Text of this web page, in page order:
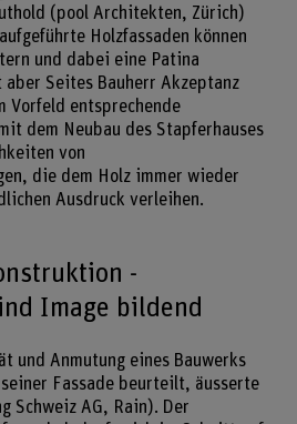
(pool Architekten, Zürich)
Holzfassaden können
und dabei eine Patina
aber Seites Bauherr Akzeptanz
Vorfeld entsprechende
dem Neubau des Stapferhauses
von
die dem Holz immer wieder
Ausdruck verleihen.
-
Image bildend
und Anmutung eines Bauwerks
Fassade beurteilt, äusserte
Schweiz AG, Rain). Der